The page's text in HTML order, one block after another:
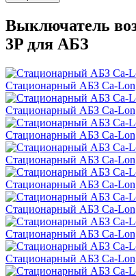
Выключатель
3P для АБЗ
Стационарный АБЗ Ca-
Стационарный АБЗ Ca-
Стационарный АБЗ Ca-
Стационарный АБЗ Ca-
Стационарный АБЗ Ca-
Стационарный АБЗ Ca-
Стационарный АБЗ Ca-
Стационарный АБЗ Ca-